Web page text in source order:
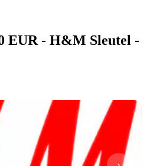
EUR - H&M Sleutel -